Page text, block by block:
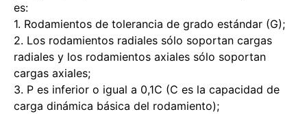
es:
1. Rodamientos de tolerancia de grado estándar (G);
2. Los rodamientos radiales sólo soportan cargas
radiales y los rodamientos axiales sólo soportan
cargas axiales;
3. P es inferior o igual a 0,1C (C es la capacidad de
carga dinámica básica del rodamiento);